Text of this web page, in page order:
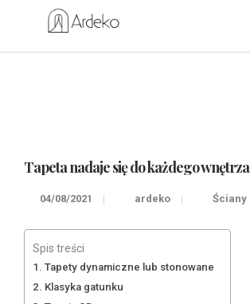
Tapeta nadaje się do każdego wnętrza
04/08/2021 ardeko Ściany
Spis treści
Tapety dynamiczne lub stonowane
Klasyka gatunku